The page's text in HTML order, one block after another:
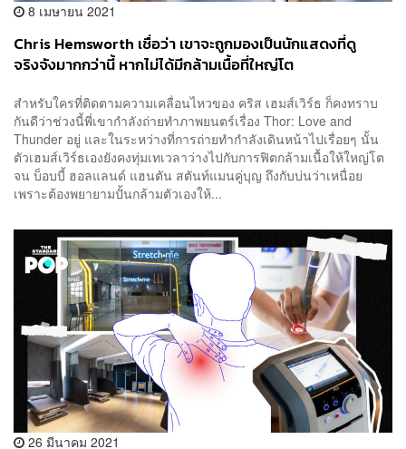
8 เมษายน 2021
Chris Hemsworth เชื่อว่า เขาจะถูกมองเป็นนักแสดงที่ดู
จริงจังมากกว่านี้ หากไม่ได้มีกล้ามเนื้อที่ใหญ่โต
สำหรับใครที่ติดตามความเคลื่อนไหวของ คริส เฮมส์เวิร์ธ ก็คงทราบ
กันดีว่าช่วงนี้พี่เขากำลังถ่ายทำภาพยนตร์เรื่อง Thor: Love and
Thunder อยู่ และในระหว่างที่การถ่ายทำกำลังเดินหน้าไปเรื่อยๆ นั้น
ตัวเฮมส์เวิร์ธเองยังคงทุ่มเทเวลาว่างไปกับการฟิตกล้ามเนื้อให้ใหญ่โต
จน บ็อบบี้ ฮอลแลนด์ แฮนตัน สตันท์แมนคู่บุญ ถึงกับบ่นว่าเหนื่อย
เพราะต้องพยายามปั้นกล้ามตัวเองให้...
26 มีนาคม 2021